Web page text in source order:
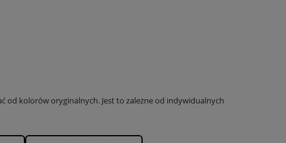
kolorów oryginalnych. Jest to zależne od indywidualnych